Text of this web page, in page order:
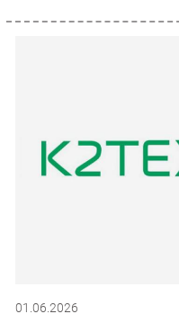
01.06.2026